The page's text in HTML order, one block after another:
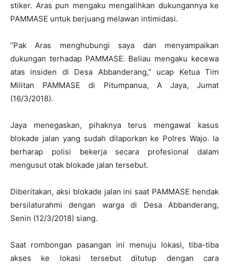
stiker. Aras pun mengaku mengalihkan dukungannya ke
PAMMASE untuk berjuang melawan intimidasi.
“Pak Aras menghubungi saya dan menyampaikan
dukungan terhadap PAMMASE. Beliau mengaku kecewa
atas insiden di Desa Abbanderang,” ucap Ketua Tim
Militan PAMMASE di Pitumpanua, A Jaya, Jumat
(16/3/2018).
Jaya menegaskan, pihaknya terus mengawal kasus
blokade jalan yang sudah dilaporkan ke Polres Wajo. Ia
berharap polisi bekerja secara profesional dalam
mengusut otak blokade jalan tersebut.
Diberitakan, aksi blokade jalan ini saat PAMMASE hendak
bersilaturahmi dengan warga di Desa Abbanderang,
Senin (12/3/2018) siang.
Saat rombongan pasangan ini menuju lokasi, tiba-tiba
akses ke lokasi tersebut ditutup dengan cara